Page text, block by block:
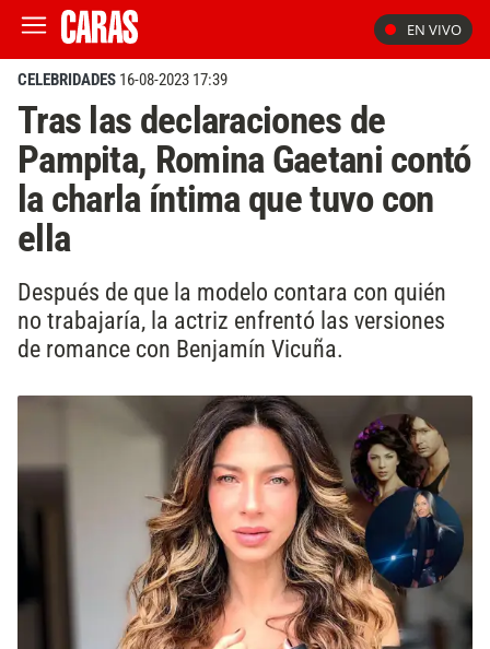
EN VIVO
CELEBRIDADES 16-08-2023 17:39
Tras las declaraciones de
Pampita, Romina Gaetani contó
la charla íntima que tuvo con
ella
Después de que la modelo contara con quién
no trabajaría, la actriz enfrentó las versiones
de romance con Benjamín Vicuña.